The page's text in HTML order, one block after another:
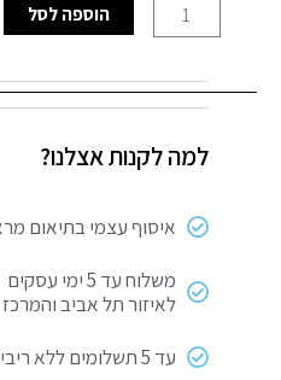
של
הוספה לסל
למה לקנות אצלנו?
איסוף עצמי בתיאום
משלוח עד 5 ימי עסקים
לאיזור תל אביב והמרכז
עד 5 תשלומים ללא ריבית